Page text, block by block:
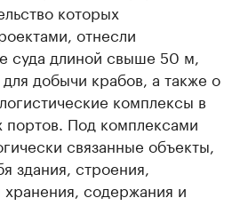
которых
отнесли
суда длиной свыше 50 м,
добычи крабов, а также о
комплексы в
портов. Под комплексами
связанные объекты,
здания, строения,
содержания и